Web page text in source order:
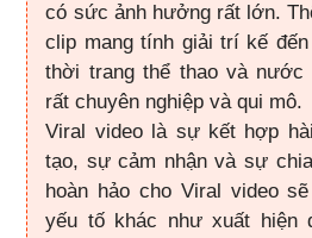
có sức ảnh hưởng rất lớn.
clip mang tính giải trí kế
thời trang thể thao và
rất chuyên nghiệp và qui mô.
Viral video là sự kết hợp
tạo, sự cảm nhận và sự
hoàn hảo cho Viral video
yếu tố khác như xuất hiện